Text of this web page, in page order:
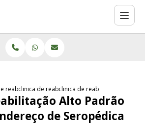
reabilitacao alto padrao
clinica de reabilitacao alto padrao particular
clinica de reabilitacao alto
Alto Padrão
de Seropédica